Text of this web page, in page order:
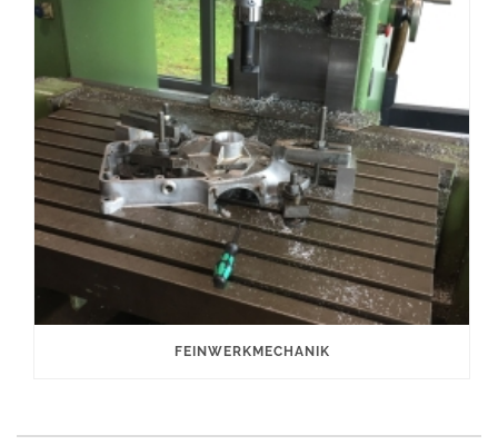
FEINWERKMECHANIK